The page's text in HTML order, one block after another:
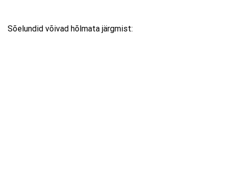
Sõelundid võivad hõlmata järgmist: